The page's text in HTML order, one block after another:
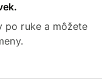
po ruke a môžete